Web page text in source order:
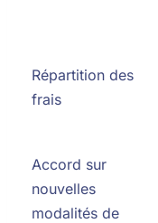
Répartition des
frais
Accord sur
nouvelles
modalités de